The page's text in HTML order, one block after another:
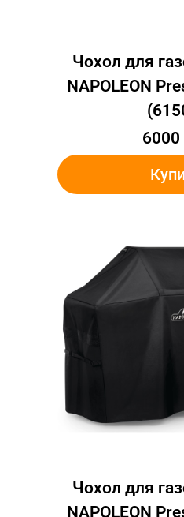
Чохол для
NAPOLEON
6000
Чохол для
NAPOLEON